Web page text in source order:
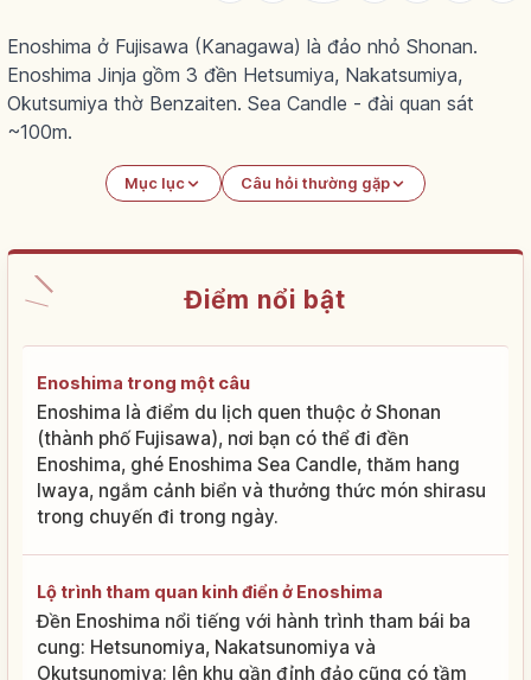
Enoshima ở Fujisawa (Kanagawa) là đảo nhỏ Shonan.
Enoshima Jinja gồm 3 đền Hetsumiya, Nakatsumiya,
Okutsumiya thờ Benzaiten. Sea Candle - đài quan sát
~100m.
Mục lục Câu hỏi thường gặp
Điểm nổi bật
Enoshima trong một câu
Enoshima là điểm du lịch quen thuộc ở Shonan
(thành phố Fujisawa), nơi bạn có thể đi đền
Enoshima, ghé Enoshima Sea Candle, thăm hang
Iwaya, ngắm cảnh biển và thưởng thức món shirasu
trong chuyến đi trong ngày.
Lộ trình tham quan kinh điển ở Enoshima
Đền Enoshima nổi tiếng với hành trình tham bái ba
cung: Hetsunomiya, Nakatsunomiya và
Okutsunomiya; lên khu gần đỉnh đảo cũng có tầm